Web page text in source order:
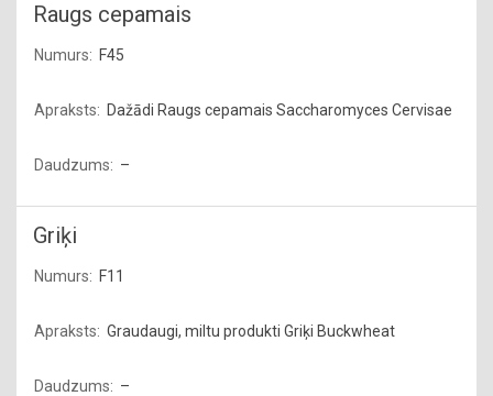
Raugs cepamais
F45
Dažādi Raugs cepamais Saccharomyces Cervisae
–
Griķi
F11
Graudaugi, miltu produkti Griķi Buckwheat
–